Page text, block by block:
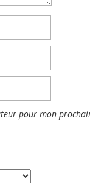
pour mon